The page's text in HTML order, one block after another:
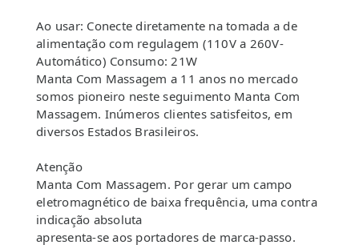
Ao usar: Conecte diretamente na tomada a de
alimentação com regulagem (110V a 260V-
Automático) Consumo: 21W
Manta Com Massagem a 11 anos no mercado
somos pioneiro neste seguimento Manta Com
Massagem. Inúmeros clientes satisfeitos, em
diversos Estados Brasileiros.
Atenção
Manta Com Massagem. Por gerar um campo
eletromagnético de baixa frequência, uma contra
indicação absoluta
apresenta-se aos portadores de marca-passo.